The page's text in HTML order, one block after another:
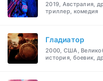
2019, Австралия,
триллер, комедия
Гладиатор
2000, США,
история, боевик,